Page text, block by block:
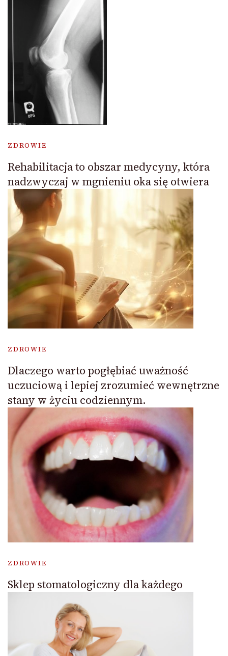
ZDROWIE
Rehabilitacja to obszar medycyny, która
nadzwyczaj w mgnieniu oka się otwiera
ZDROWIE
Dlaczego warto pogłębiać uważność
uczuciową i lepiej zrozumieć wewnętrzne
stany w życiu codziennym.
ZDROWIE
Sklep stomatologiczny dla każdego